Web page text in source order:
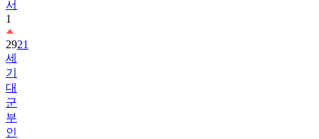
29
세
기
대
군
부
인
1